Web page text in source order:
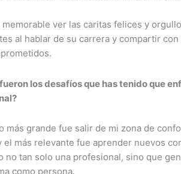
memorable ver las caritas felices y
al hablar de su carrera y compartir
los desafíos que has tenido que
más grande fue salir de mi zona de
el más relevante fue aprender nuevos
no tan solo una profesional, sino que
como persona.